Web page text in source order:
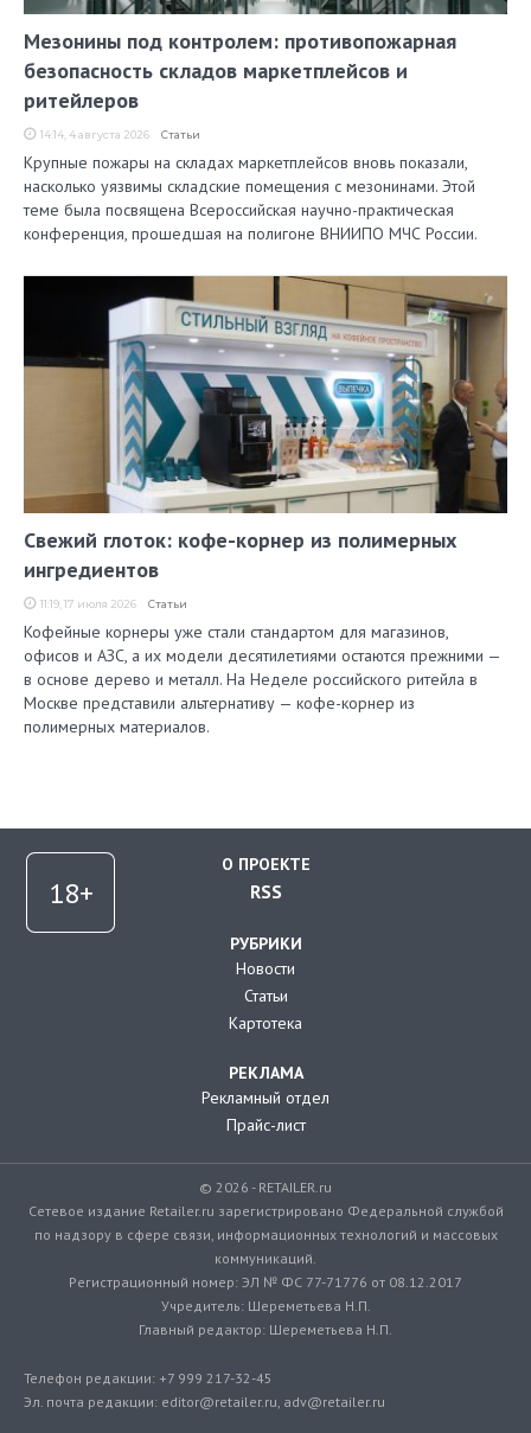
Мезонины под контролем: противопожарная
безопасность складов маркетплейсов и
ритейлеров
14:14, 4 августа 2026 Статьи
Крупные пожары на складах маркетплейсов вновь показали,
насколько уязвимы складские помещения с мезонинами. Этой
теме была посвящена Всероссийская научно-практическая
конференция, прошедшая на полигоне ВНИИПО МЧС России.
Свежий глоток: кофе-корнер из полимерных
ингредиентов
11:19, 17 июля 2026 Статьи
Кофейные корнеры уже стали стандартом для магазинов,
офисов и АЗС, а их модели десятилетиями остаются прежними —
в основе дерево и металл. На Неделе российского ритейла в
Москве представили альтернативу — кофе-корнер из
полимерных материалов.
О ПРОЕКТЕ
RSS
РУБРИКИ
Новости
Статьи
Картотека
РЕКЛАМА
Рекламный отдел
Прайс-лист
© 2026 - RETAILER.ru
Сетевое издание Retailer.ru зарегистрировано Федеральной службой
по надзору в сфере связи, информационных технологий и массовых
коммуникаций.
Регистрационный номер: ЭЛ № ФС 77-71776 от 08.12.2017
Учредитель: Шереметьева Н.П.
Главный редактор: Шереметьева Н.П.
Телефон редакции: +7 999 217-32-45
Эл. почта редакции: editor@retailer.ru, adv@retailer.ru